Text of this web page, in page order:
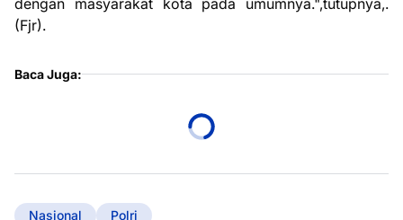
(Fjr).
Baca Juga:
Nasional Polri